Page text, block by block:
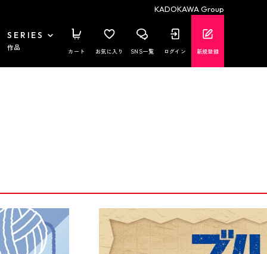
KADOKAWA Group
SERIES
作品 カート お気に入り SNS一覧 ログイン 新規登録